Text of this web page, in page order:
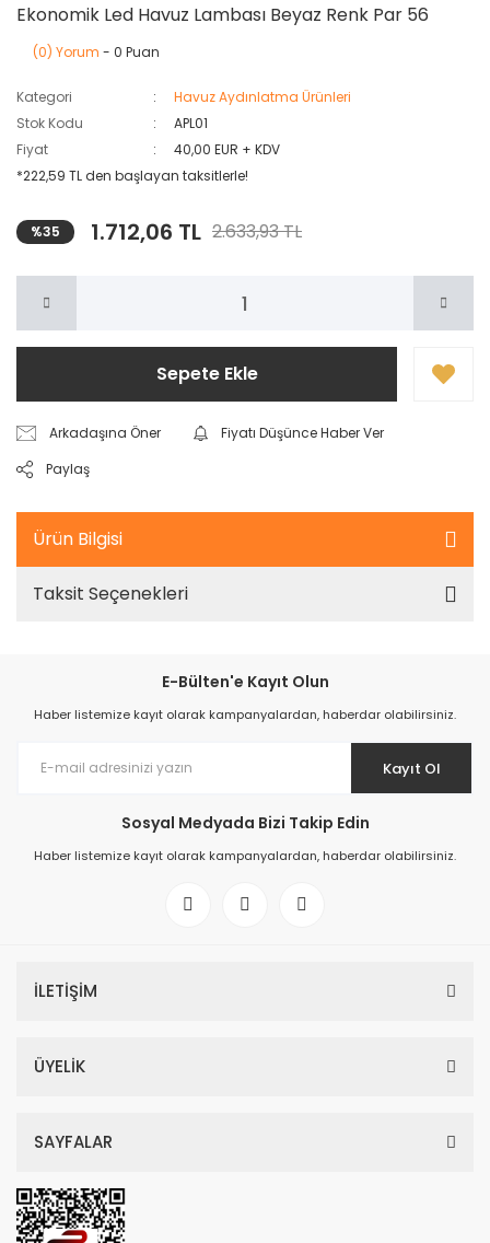
Ekonomik Led Havuz Lambası Beyaz Renk Par 56
(0) Yorum - 0 Puan
Kategori
Havuz Aydınlatma Ürünleri
Stok Kodu
APL01
Fiyat
40,00 EUR + KDV
*222,59 TL den başlayan taksitlerle!
%35 1.712,06 TL 2.633,93 TL
Sepete Ekle
Arkadaşına Öner
Fiyatı Düşünce Haber Ver
Paylaş
Ürün Bilgisi
Taksit Seçenekleri
E-Bülten'e Kayıt Olun
Haber listemize kayıt olarak kampanyalardan, haberdar olabilirsiniz.
Kayıt Ol
Sosyal Medyada Bizi Takip Edin
Haber listemize kayıt olarak kampanyalardan, haberdar olabilirsiniz.
İLETİŞİM
ÜYELİK
SAYFALAR